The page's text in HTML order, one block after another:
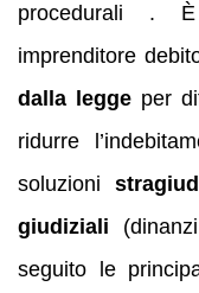
procedurali .
imprenditore
dalla legge per
ridurre
soluzioni
giudiziali
seguito le